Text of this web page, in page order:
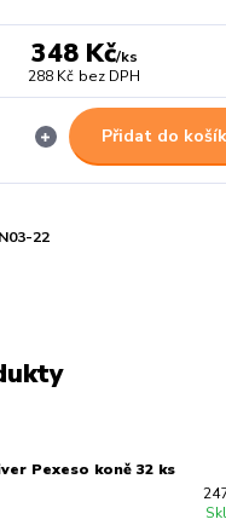
348 Kč/ks
288 Kč bez DPH
Přidat do
22
Pexeso koně 32 ks